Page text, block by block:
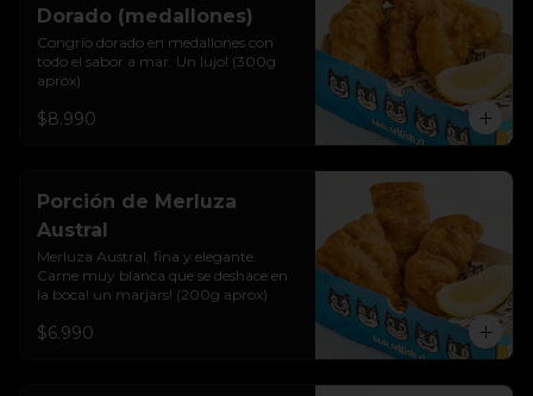
Dorado (medallones)
Congrio dorado en medallones con
todo el sabor a mar. Un lujo! (300g
aprox)
$8.990
Porción de Merluza
Austral
Merluza Austral, fina y elegante.
Carne muy blanca que se deshace en
la boca! un marjars! (200g aprox)
$6.990